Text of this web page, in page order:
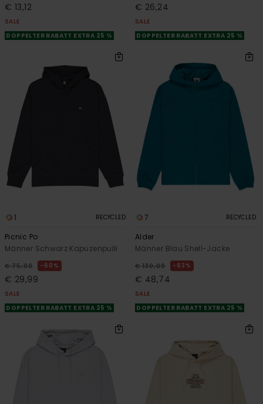
€ 13,12
SALE
DOPPELTER RABATT EXTRA 25 %
€ 26,24
SALE
DOPPELTER RABATT EXTRA 25 %
1 RECYCLED
Picnic Po
Männer Schwarz Kapuzenpulli
€ 75,00 60%
€ 29,99
SALE
DOPPELTER RABATT EXTRA 25 %
7 RECYCLED
Alder
Männer Blau Shell-Jacke
€ 130,00 63%
€ 48,74
SALE
DOPPELTER RABATT EXTRA 25 %